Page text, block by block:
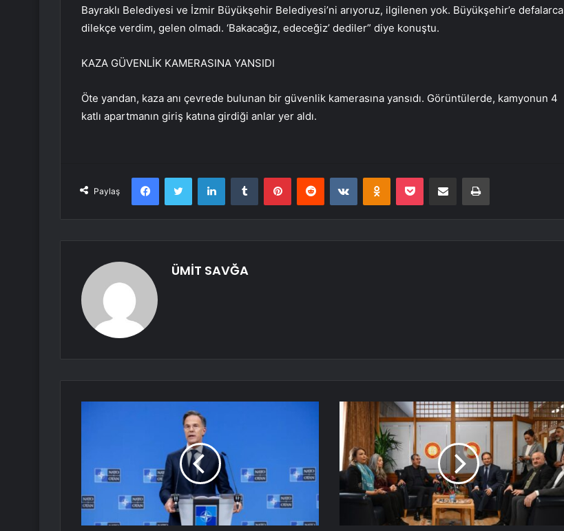
Bayraklı Belediyesi ve İzmir Büyükşehir Belediyesi’ni arıyoruz, ilgilenen yok. Büyükşehir’e defalarca
dilekçe verdim, gelen olmadı. ‘Bakacağız, edeceğiz’ dediler” diye konuştu.
KAZA GÜVENLİK KAMERASINA YANSIDI
Öte yandan, kaza anı çevrede bulunan bir güvenlik kamerasına yansıdı. Görüntülerde, kamyonun 4
katlı apartmanın giriş katına girdiği anlar yer aldı.
Paylaş
FacebookTwitter LinkedInTumblr PinterestReddit VKontakteOdnoklassniki
Pocket E-Posta ile paylaş Yazdır
ÜMİT SAVĞA